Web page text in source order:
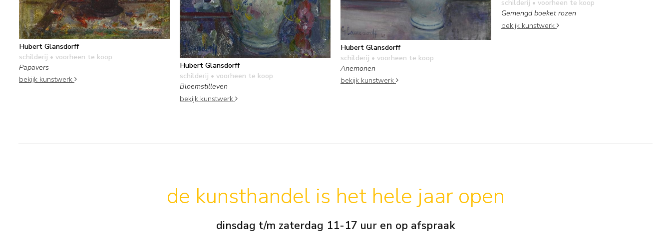
Hubert Glansdorff
schilderij • voorheen te koop
Papavers
bekijk kunstwerk
Hubert Glansdorff
schilderij • voorheen te koop
Bloemstilleven
bekijk kunstwerk
Hubert Glansdorff
schilderij • voorheen te koop
Anemonen
bekijk kunstwerk
schilderij • voorheen te koop
Gemengd boeket rozen
bekijk kunstwerk
de kunsthandel is het hele jaar open
dinsdag t/m zaterdag 11-17 uur en op afspraak